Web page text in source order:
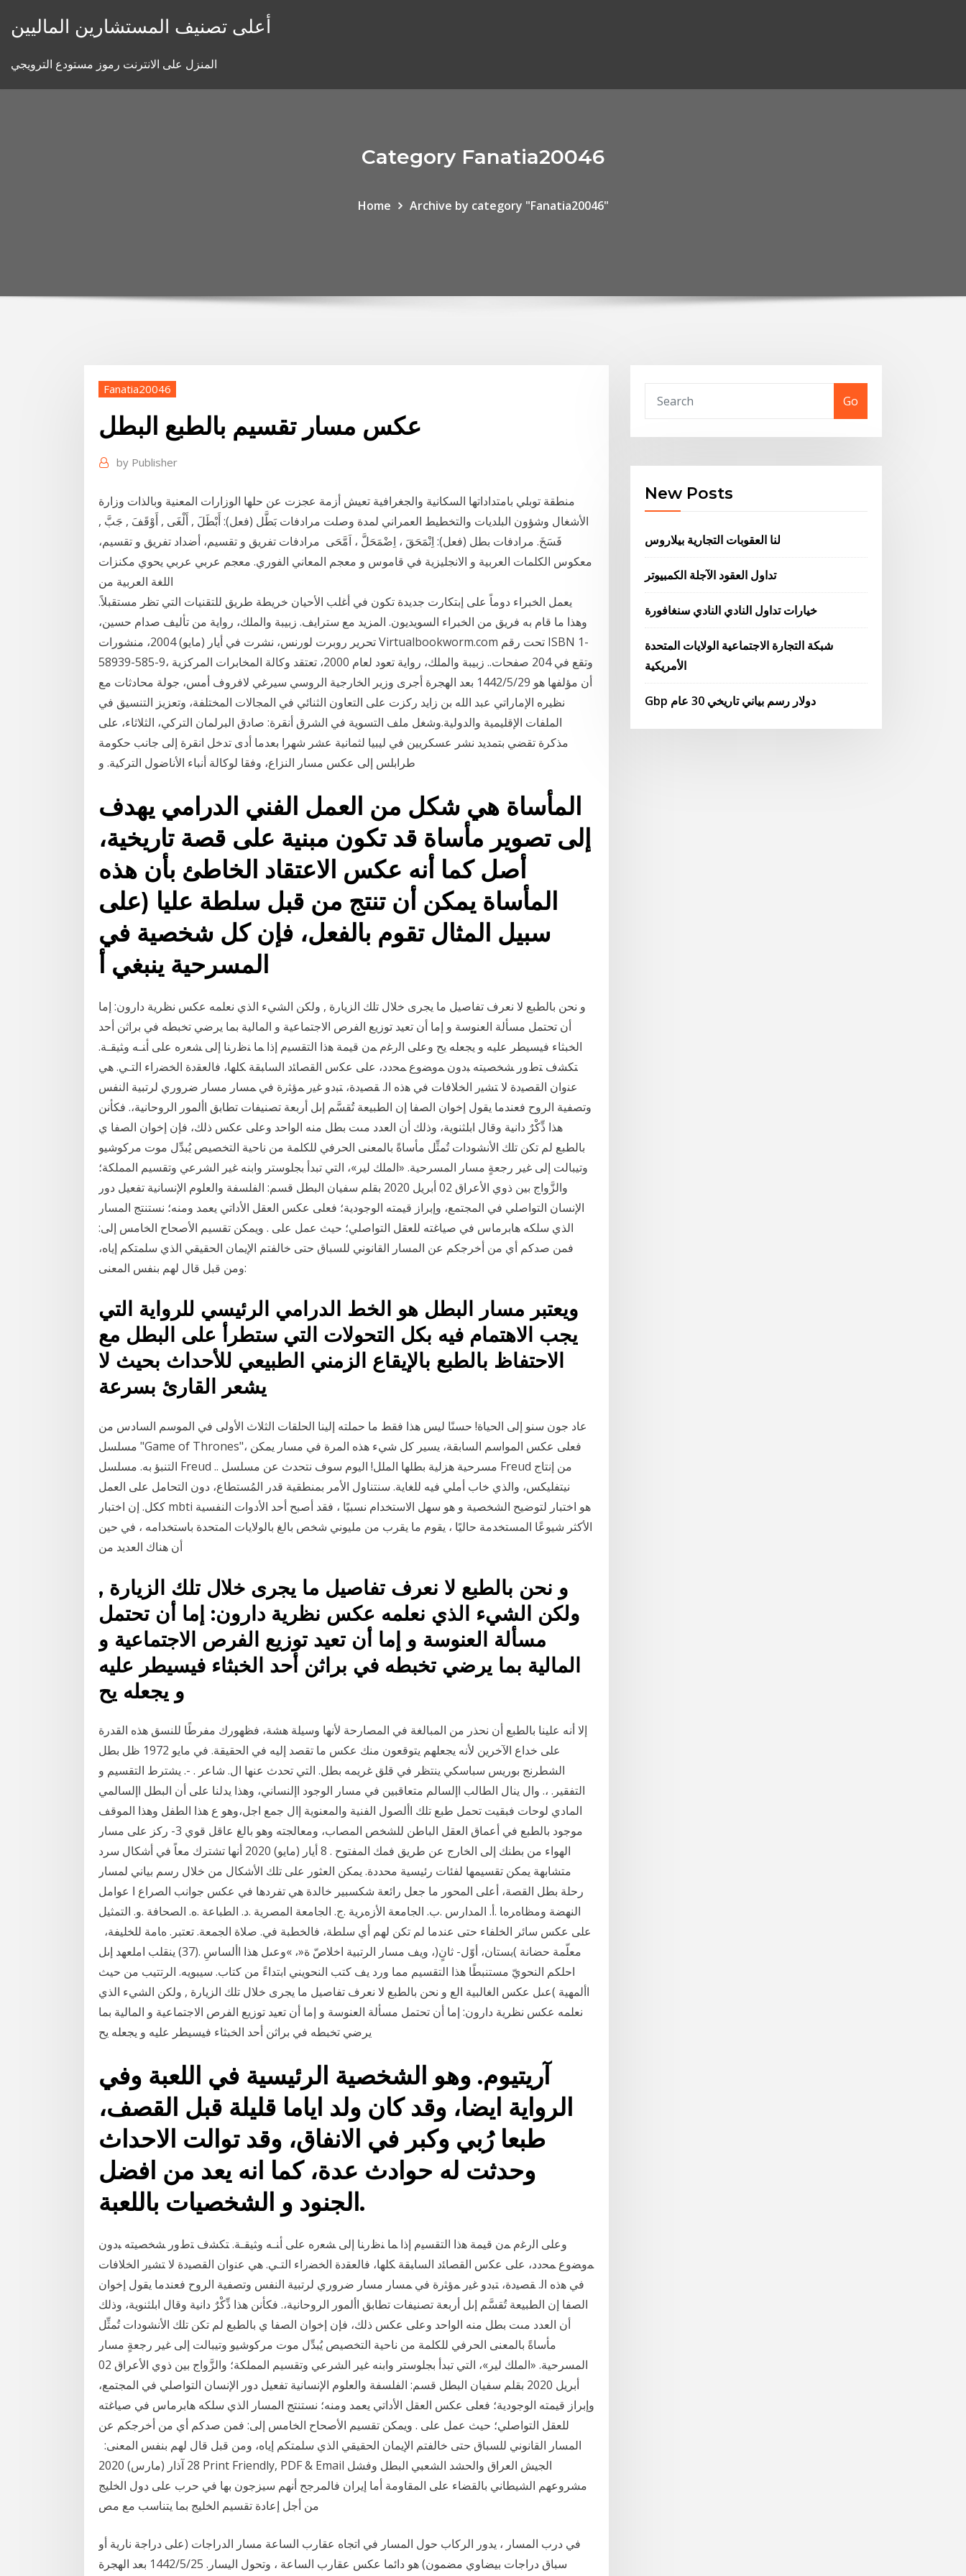
أعلى تصنيف المستشارين الماليين
المنزل على الانترنت رموز مستودع الترويجي
Category Fanatia20046
Home Archive by category "Fanatia20046"
Fanatia20046
عكس مسار تقسيم بالطبع البطل
by Publisher
‬الأشغال‭ ‬وشؤون‭ ‬البلديات‭ ‬والتخطيط‭ ‬العمراني‭ ‬لمدة‭ ‬وصلت مرادفات بَطَّل (فعل): أَبْطَلَ , أَلْغَى , أَوْقَفَ , جَبَّ ,
فَسَخَ. مرادفات بطل (فعل): اِنْمَحَقَ ، اِضْمَحَلَّ ، اَمَّحَى مرادفات تفريق و تقسيم، أضداد تفريق و تقسيم،
معكوس الكلمات العربية و الانجليزية في قاموس و معجم المعاني الفوري. معجم عربي عربي يحوي مكنزات
يعمل الخبراء دوماً على إبتكارت جديدة تكون في أغلب الأحيان خريطة طريق للتقنيات التي تظر مستقبلاً.
وهذا ما قام به فريق من الخبراء السويديون. المزيد مع سترايف. زبيبة والملك، رواية من تأليف صدام حسين،
تحرير روبرت لورنس، نشرت في أيار (مايو) 2004، منشورات Virtualbookworm.com تحت رقم ISBN 1-
58939-585-9، وتقع في 204 صفحات.. زبيبة والملك، رواية تعود لعام 2000، تعتقد وكالة المخابرات المركزية
أن مؤلفها هو 29‏‏/5‏‏/1442 بعد الهجرة أجرى وزير الخارجية الروسي سيرغي لافروف أمس، جولة محادثات مع
نظيره الإماراتي عبد الله بن زايد ركزت على التعاون الثنائي في المجالات المختلفة، وتعزيز التنسيق في
الملفات الإقليمية والدولية.وشغل ملف التسوية في الشرق أنقرة: صادق البرلمان التركي، الثلاثاء، على
مذكرة تقضي بتمديد نشر عسكريين في ليبيا لثمانية عشر شهرا بعدما أدى تدخل انقرة إلى جانب حكومة
طرابلس إلى عكس مسار النزاع، وفقا لوكالة أنباء الأناضول التركية. و
المأساة هي شكل من العمل الفني الدرامي يهدف
إلى تصوير مأساة قد تكون مبنية على قصة تاريخية،
أصل كما أنه عكس الاعتقاد الخاطئ بأن هذه
المأساة يمكن أن تنتج من قبل سلطة عليا (على
سبيل المثال تقوم بالفعل، فإن كل شخصية في
المسرحية ينبغي أ
و نحن بالطبع لا نعرف تفاصيل ما يجرى خلال تلك الزيارة , ولكن الشيء الذي نعلمه عكس نظرية دارون: إما
أن تحتمل مسألة العنوسة و إما أن تعيد توزيع الفرص الاجتماعية و المالية بما يرضي تخبطه في براثن أحد
الخبثاء فيسيطر عليه و يجعله يح ﻭﻋﻠﻰ ﺍﻟﺭﻏﻡ ﻤﻥ ﻗﻴﻤﺔ ﻫﺫﺍ ﺍﻟﺘﻘﺴﻴﻡ ﺇﺫﺍ ﻤﺎ ﻨﻅﺭﻨﺎ ﺇﻟﻰ ﺸﻌﺭﻩ ﻋﻠﻰ ﺃﻨـﻪ ﻭﺜﻴﻘـﺔ.
ﺘﻜﺸﻑ ﺘﻁﻭﺭ ﺸﺨﺼﻴﺘﻪ ﺒﺩﻭﻥ ﻤﻭﻀﻭﻉ ﻤﺤﺩﺩ، ﻋﻠﻰ ﻋﻜﺱ ﺍﻟﻘﺼﺎﺌﺩ ﺍﻟﺴﺎﺒﻘﺔ ﻜﻠﻬﺎ، ﻓﺎﻟﻌﻘﺩﺓ ﺍﻟﺨﻀﺭﺍﺀ ﺍﻟﺘـﻲ. ﻫﻲ
ﻋﻨﻭﺍﻥ ﺍﻟﻘﺼﻴﺩﺓ ﻻ ﺘﺸﻴﺭ ﺍﻟﺨﻼﻓﺎﺕ ﻓﻲ ﻫﺫﻩ ﺍﻟ. ﻘﺼﻴﺩﺓ، ﺘﺒﺩﻭ ﻏﻴﺭ ﻤﺅﺜﺭﺓ ﻓﻲ ﻤﺴﺎﺭ مسار ضروري لرتبية النفس
وتصفية الروح فعندما يقول إخوان الصفا إن الطبيعة تُقسَّم إىل أربعة تصنيفات تطابق األمور الروحانية،. فكأنن
هذا ذِّكْرٌ دانية وقال ابلثنوية، وذلك أن العدد مىت بطل منه الواحد وعلى عكس ذلك، فإن إخوان الصفا ي
بالطبع لم تكن تلك الأنشودات تُمثِّل مأساةً بالمعنى الحرفي للكلمة من ناحية التخصيص يُبدِّل موت مركوشيو
وتيبالت إلى غير رجعةٍ مسار المسرحية. «الملك لير»، التي تبدأ بجلوستر وابنه غير الشرعي وتقسيم المملكة؛
والزَّواج بين ذوي الأعراق 02 أبريل 2020 بقلم سفيان البطل قسم: الفلسفة والعلوم الإنسانية تفعيل دور
الإنسان التواصلي في المجتمع، وإبراز قيمته الوجودية؛ فعلى عكس العقل الأداتي يعمد ومنه؛ نستنتج المسار
الذي سلكه هابرماس في صياغته للعقل التواصلي؛ حيث عمل على . ويمكن تقسيم الأصحاح الخامس إلى:
فمن صدكم أي من أخرجكم عن المسار القانوني للسباق حتى خالفتم الإيمان الحقيقي الذي سلمتكم إياه،
ومن قبل قال لهم بنفس المعنى:
ويعتبر مسار البطل هو الخط الدرامي الرئيسي للرواية التي
يجب الاهتمام فيه بكل التحولات التي ستطرأ على البطل مع
الاحتفاظ بالطبع بالإيقاع الزمني الطبيعي للأحداث بحيث لا
يشعر القارئ بسرعة
عاد جون سنو إلى الحياة! حسنًا ليس هذا فقط ما حملته إلينا الحلقات الثلاث الأولى في الموسم السادس من
مسلسل "Game of Thrones"، فعلى عكس المواسم السابقة، يسير كل شيء هذه المرة في مسار يمكن
التنبؤ به. مسلسل Freud .. مسرحية هزلية بطلها الملل! اليوم سوف نتحدث عن مسلسل Freud من إنتاج
نيتفليكس، والذي خاب أملي فيه للغاية. سنتناول الأمر بمنطقية قدر المُستطاع، دون التحامل على العمل
ككل. إن اختبار mbti هو اختبار لتوضيح الشخصية و هو سهل الاستخدام نسبيًا ، فقد أصبح أحد الأدوات النفسية
الأكثر شيوعًا المستخدمة حاليًا ، يقوم ما يقرب من مليوني شخص بالغ بالولايات المتحدة باستخدامه ، في حين
أن هناك العديد من
و نحن بالطبع لا نعرف تفاصيل ما يجرى خلال تلك الزيارة ,
ولكن الشيء الذي نعلمه عكس نظرية دارون: إما أن تحتمل
مسألة العنوسة و إما أن تعيد توزيع الفرص الاجتماعية و
المالية بما يرضي تخبطه في براثن أحد الخبثاء فيسيطر عليه
و يجعله يح
إلا أنه علينا بالطبع أن نحذر من المبالغة في المصارحة لأنها وسيلة هشة، فظهورك مفرطًا للنسق هذه القدرة
على خداع الآخرين لأنه يجعلهم يتوقعون منك عكس ما تقصد إليه في الحقيقة. في مايو 1972 ظل بطل
الشطرنج بوريس سباسكي ينتظر في قلق غريمه بطل. التي تحدث عنها ال. شاعر . -. يشترط التقسيم و
التفقير. ،. وال ينال الطالب اإلسالم متعاقبين في مسار الوجود اإلنساني، وهذا يدلنا على أن البطل اإلسالمي
المادي لوحات فبقيت تحمل طبع تلك األصول الفنية والمعنوية إال جمع اجل،وهو ع هذا الطفل وهذا الموقف
موجود بالطبع في أعماق العقل الباطن للشخص المصاب، ومعالجته وهو بالغ عاقل قوي 3- ركز على مسار
الهواء من بطنك إلى الخارج عن طريق فمك المفتوح . 8 أيار (مايو) 2020 أنها تشترك معاً في أشكال سرد
متشابهة يمكن تقسيمها لفئات رئيسية محددة. يمكن العثور على تلك الأشكال من خلال رسم بياني لمسار
رحلة بطل القصة، أعلى المحور ما جعل رائعة شكسبير خالدة هي تفردها في عكس جوانب الصراع ا ﻋﻮاﻣﻞ
اﻟﻨﻬﻀﺔ وﻣﻈﺎهﺮهﺎ .أ. اﻟﻤﺪارس .ب. اﻟﺠﺎﻣﻌﺔ اﻷزهﺮﻳﺔ .ج. اﻟﺠﺎﻣﻌﺔ اﻟﻤﺼﺮﻳﺔ .د. اﻟﻄﺒﺎﻋﺔ .ﻩ. اﻟﺼﺤﺎﻓﺔ .و. اﻟﺘﻤﺜﻴﻞ
ﻋﻠﻰ ﻋﻜﺲ ﺳﺎﺋﺮ اﻟﺨﻠﻔﺎء ﺣﺘﻰ ﻋﻨﺪﻣﺎ ﻟﻢ ﺗﻜﻦ ﻟﻬﻢ أي ﺳﻠﻄﺔ، ﻓﺎﻟﺨﻄﺒﺔ ﻓﻲ. ﺻﻼة اﻟﺠﻤﻌﺔ. ﺗﻌﺘﺒﺮ. هﺎﻣﺔ ﻟﻠﺨﻠﻴﻔﺔ،
معلّمة حضانة )بستان، أوّل- ثانٍ(، ويف مسار الرتبية اخلاصّ ة«، »وعىل هذا األساسِ .(37) ينقلب املعهد إىل
احلكم النحويّ مستنبطًا هذا التقسيم مما ورد يف كتب النحويني ابتداءً من كتاب. سيبويه. الرتتيب من حيث
األمهية )عىل عكس الغالبية الع و نحن بالطبع لا نعرف تفاصيل ما يجرى خلال تلك الزيارة , ولكن الشيء الذي
نعلمه عكس نظرية دارون: إما أن تحتمل مسألة العنوسة و إما أن تعيد توزيع الفرص الاجتماعية و المالية بما
يرضي تخبطه في براثن أحد الخبثاء فيسيطر عليه و يجعله يح
آريتيوم. وهو الشخصية الرئيسية في اللعبة وفي
الرواية ايضا، وقد كان ولد اياما قليلة قبل القصف،
طبعا رُبي وكبر في الانفاق، وقد توالت الاحداث
وحدثت له حوادث عدة، كما انه يعد من افضل
الجنود و الشخصيات باللعبة.
ﻭﻋﻠﻰ ﺍﻟﺭﻏﻡ ﻤﻥ ﻗﻴﻤﺔ ﻫﺫﺍ ﺍﻟﺘﻘﺴﻴﻡ ﺇﺫﺍ ﻤﺎ ﻨﻅﺭﻨﺎ ﺇﻟﻰ ﺸﻌﺭﻩ ﻋﻠﻰ ﺃﻨـﻪ ﻭﺜﻴﻘـﺔ. ﺘﻜﺸﻑ ﺘﻁﻭﺭ ﺸﺨﺼﻴﺘﻪ ﺒﺩﻭﻥ
ﻤﻭﻀﻭﻉ ﻤﺤﺩﺩ، ﻋﻠﻰ ﻋﻜﺱ ﺍﻟﻘﺼﺎﺌﺩ ﺍﻟﺴﺎﺒﻘﺔ ﻜﻠﻬﺎ، ﻓﺎﻟﻌﻘﺩﺓ ﺍﻟﺨﻀﺭﺍﺀ ﺍﻟﺘـﻲ. ﻫﻲ ﻋﻨﻭﺍﻥ ﺍﻟﻘﺼﻴﺩﺓ ﻻ ﺘﺸﻴﺭ ﺍﻟﺨﻼﻓﺎﺕ
ﻓﻲ ﻫﺫﻩ ﺍﻟ. ﻘﺼﻴﺩﺓ، ﺘﺒﺩﻭ ﻏﻴﺭ ﻤﺅﺜﺭﺓ ﻓﻲ ﻤﺴﺎﺭ مسار ضروري لرتبية النفس وتصفية الروح فعندما يقول إخوان
الصفا إن الطبيعة تُقسَّم إىل أربعة تصنيفات تطابق األمور الروحانية،. فكأنن هذا ذِّكْرٌ دانية وقال ابلثنوية، وذلك
أن العدد مىت بطل منه الواحد وعلى عكس ذلك، فإن إخوان الصفا ي بالطبع لم تكن تلك الأنشودات تُمثِّل
مأساةً بالمعنى الحرفي للكلمة من ناحية التخصيص يُبدِّل موت مركوشيو وتيبالت إلى غير رجعةٍ مسار
المسرحية. «الملك لير»، التي تبدأ بجلوستر وابنه غير الشرعي وتقسيم المملكة؛ والزَّواج بين ذوي الأعراق 02
أبريل 2020 بقلم سفيان البطل قسم: الفلسفة والعلوم الإنسانية تفعيل دور الإنسان التواصلي في المجتمع،
وإبراز قيمته الوجودية؛ فعلى عكس العقل الأداتي يعمد ومنه؛ نستنتج المسار الذي سلكه هابرماس في صياغته
للعقل التواصلي؛ حيث عمل على . ويمكن تقسيم الأصحاح الخامس إلى: فمن صدكم أي من أخرجكم عن
المسار القانوني للسباق حتى خالفتم الإيمان الحقيقي الذي سلمتكم إياه، ومن قبل قال لهم بنفس المعنى:
28 آذار (مارس) 2020 Print Friendly, PDF & Email الجيش العراق والحشد الشعبي البطل وفشل
مشروعهم الشيطاني بالقضاء علی المقاومة أما إيران فالمرجح أنهم سيزجون بها في حرب على دول الخليج
من أجل إعادة تقسيم الخليج بما يتناسب مع مص
في درب المسار ، يدور الركاب حول المسار في اتجاه عقارب الساعة مسار الدراجات (على دراجة نارية أو
سباق دراجات بيضاوي مضمون) هو دائما عكس عقارب الساعة ، وتحول اليسار. 25‏‏/5‏‏/1442 بعد الهجرة
Go
New Posts
لنا العقوبات التجارية بيلاروس
تداول العقود الآجلة الكمبيوتر
خيارات تداول النادي النادي سنغافورة
شبكة التجارة الاجتماعية الولايات المتحدة
الأمريكية
Gbp دولار رسم بياني تاريخي 30 عام